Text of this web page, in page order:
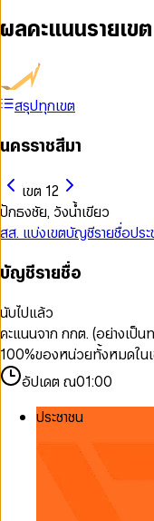
ผลคะแนนรายเขต
สรุปทุกเขต
นครราชสีมา
เขต 12
ปักธงชัย, วังน้ำเขียว
สส. แบ่งเขตบัญชีรายชื่อปร
บัญชีรายชื่อ
นับไปแล้ว
คะแนนจาก กกต. (อย่างเป็น
100%ของหน่วยทั้งหมดใน
อัปเดต ณ01:00
ประชาชน